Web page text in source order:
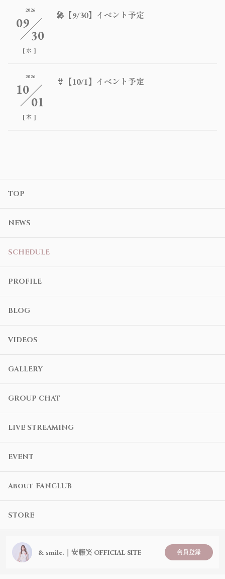
2026
09
30
[ 水 ]
🎤【9/30】イベント予定
2026
10
01
[木 ]
👙【10/1】イベント予定
TOP
NEWS
SCHEDULE
PROFILE
BLOG
VIDEOS
GALLERY
GROUP CHAT
LIVE STREAMING
EVENT
About FANCLUB
STORE
& smile.｜安藤笑 OFFICIAL SITE 会員登録